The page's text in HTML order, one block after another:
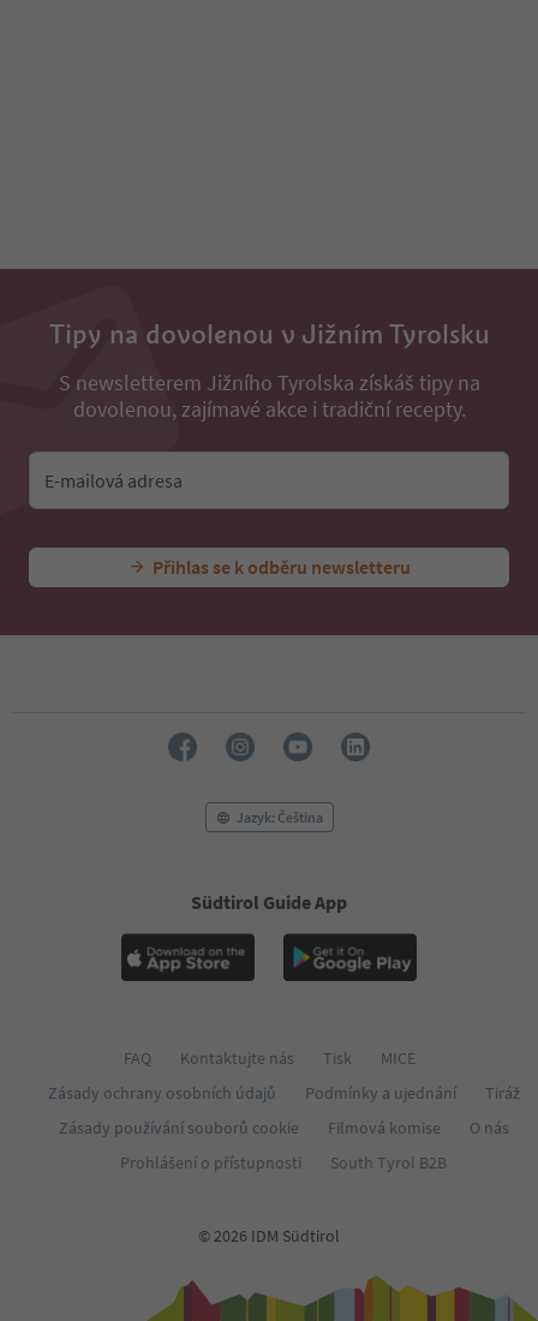
Tipy na dovolenou v Jižním Tyrolsku
S newsletterem Jižního Tyrolska získáš tipy na
dovolenou, zajímavé akce i tradiční recepty.
E-mailová adresa
Přihlas se k odběru newsletteru
Jazyk: Čeština
Südtirol Guide App
FAQ Kontaktujte nás Tisk
MICE
Zásady ochrany osobních údajů
Podmínky a ujednání
Tiráž
Zásady používání souborů cookie
Filmová komise
O nás
Prohlášení o přístupnosti
South Tyrol B2B
© 2026 IDM Südtirol